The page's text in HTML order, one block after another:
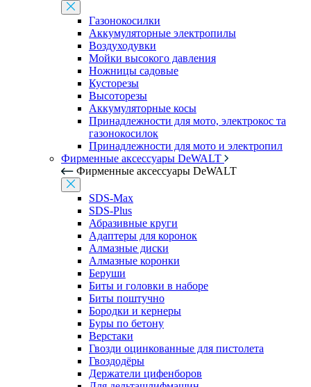
Газонокосилки
Аккумуляторные электропилы
Воздуходувки
Мойки высокого давления
Ножницы садовые
Кусторезы
Высоторезы
Аккумуляторные косы
Принадлежности для мото, электрокос та
газонокосилок
Принадлежности для мото и электропил
Фирменные аксессуары DeWALT
Фирменные аксессуары DeWALT
SDS-Max
SDS-Plus
Абразивные круги
Адаптеры для коронок
Алмазные диски
Алмазные коронки
Беруши
Биты и головки в наборе
Биты поштучно
Бородки и кернеры
Буры по бетону
Верстаки
Гвозди оцинкованные для пистолета
Гвоздодёры
Держатели цифенборов